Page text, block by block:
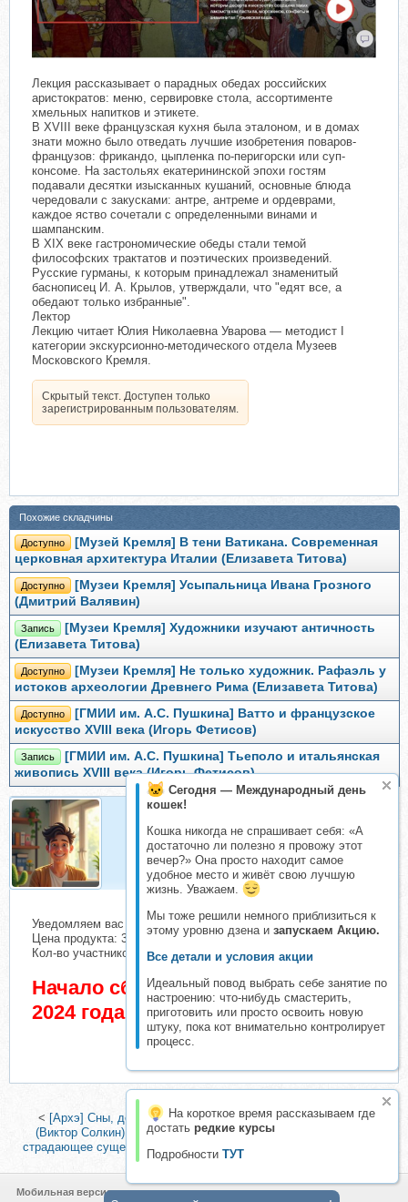
Сегодня — Международный день
кошек!
Кошка никогда не спрашивает себя: «А
достаточно ли полезно я провожу этот
вечер?» Она просто находит самое
удобное место и живёт свою лучшую
жизнь. Уважаем.
Мы тоже решили немного приблизиться к
этому уровню дзена и запускаем Акцию.
Все детали и условия акции
Идеальный повод выбрать себе занятие по
настроению: что-нибудь смастерить,
приготовить или просто освоить новую
штуку, пока кот внимательно контролирует
процесс.
На короткое время рассказываем где
достать редкие курсы
Подробности ТУТ
Лекция рассказывает о парадных обедах российских
аристократов: меню, сервировке стола, ассортименте
хмельных напитков и этикете.
В XVIII веке французская кухня была эталоном, и в домах
знати можно было отведать лучшие изобретения поваров-
французов: фрикандо, цыпленка по-перигорски или суп-
консоме. На застольях екатерининской эпохи гостям
подавали десятки изысканных кушаний, основные блюда
чередовали с закусками: антре, антреме и ордеврами,
каждое яство сочетали с определенными винами и
шампанским.
В XIX веке гастрономические обеды стали темой
философских трактатов и поэтических произведений.
Русские гурманы, к которым принадлежал знаменитый
баснописец И. А. Крылов, утверждали, что "едят все, а
обедают только избранные".
Лектор
Лекцию читает Юлия Николаевна Уварова — методист I
категории экскурсионно-методического отдела Музеев
Московского Кремля.
Скрытый текст. Доступен только
зарегистрированным пользователям.
Похожие складчины
Доступно
[Музей Кремля] В тени Ватикана. Современная
церковная архитектура Италии (Елизавета Титова)
Доступно
[Музеи Кремля] Усыпальница Ивана Грозного
(Дмитрий Валявин)
Запись
[Музеи Кремля] Художники изучают античность
(Елизавета Титова)
Доступно
[Музеи Кремля] Не только художник. Рафаэль у
истоков археологии Древнего Рима (Елизавета Титова)
Доступно
[ГМИИ им. А.С. Пушкина] Ватто и французское
искусство XVIII века (Игорь Фетисов)
Запись
[ГМИИ им. А.С. Пушкина] Тьеполо и итальянская
живопись XVIII века (Игорь Фетисов)
Организатор
Организатор складчин
Уведомляем вас о начале сбора взносов.
Цена продукта: 300 руб. Взнос с каждого участника: 82 руб.
Кол-во участников в основном списке: 1 чел.
Начало сбора взносов 3 Ноябрь
2024 года
< [Архэ] Сны, демоны и ночные кошмары в Древнем Египте
(Виктор Солкин)|
[МИФ] Лекция 2. «Пока остается хоть одно
страдающее существо». Разделение буддизма (Иван Негреев)
Мобильная версия